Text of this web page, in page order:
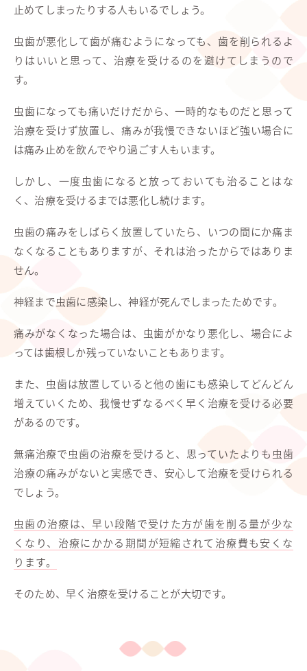
止めてしまったりする人もいるでしょう。
虫歯が悪化して歯が痛むようになっても、歯を削られるよ
りはいいと思って、治療を受けるのを避けてしまうので
す。
虫歯になっても痛いだけだから、一時的なものだと思って
治療を受けず放置し、痛みが我慢できないほど強い場合に
は痛み止めを飲んでやり過ごす人もいます。
しかし、一度虫歯になると放っておいても治ることはな
く、治療を受けるまでは悪化し続けます。
虫歯の痛みをしばらく放置していたら、いつの間にか痛ま
なくなることもありますが、それは治ったからではありま
せん。
神経まで虫歯に感染し、神経が死んでしまったためです。
痛みがなくなった場合は、虫歯がかなり悪化し、場合によ
っては歯根しか残っていないこともあります。
また、虫歯は放置していると他の歯にも感染してどんどん
増えていくため、我慢せずなるべく早く治療を受ける必要
があるのです。
無痛治療で虫歯の治療を受けると、思っていたよりも虫歯
治療の痛みがないと実感でき、安心して治療を受けられる
でしょう。
虫歯の治療は、早い段階で受けた方が歯を削る量が少な
くなり、治療にかかる期間が短縮されて治療費も安くな
ります。
そのため、早く治療を受けることが大切です。